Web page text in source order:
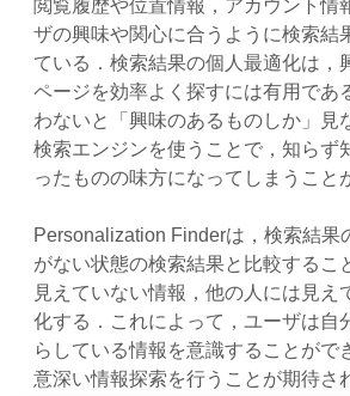
閲覧履歴や位置情報，アカウント情
ザの興味や関心に合うように検索結
ている．検索結果の個人最適化は，
ページを効率よく探すには有用であ
わないと「興味のあるものしか」見
検索エンジンを使うことで，知らず
ったものの味方になってしまうこと
Personalization Finderは，検索結果
がない状態の検索結果と比較するこ
見えていない情報，他の人には見え
化する．これによって，ユーザは自
らしている情報を意識することがで
意深い情報探索を行うことが期待さ